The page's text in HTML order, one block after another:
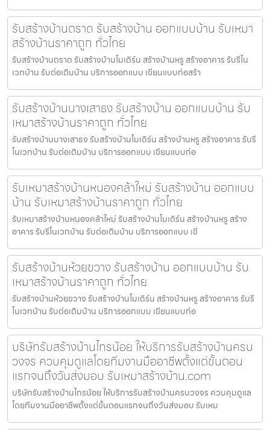
รับสร้างบ้านตราด รับสร้างบ้าน ออกแบบบ้าน รับเหมา
สร้างบ้านราคาถูก ทั่วไทย
รับสร้างบ้านตราด รับสร้างบ้านโมเดิร์น สร้างบ้านหรู สร้างอาคาร รับรีโน
เวทบ้าน รับต่อเติมบ้าน บริการออกแบบ เขียนแบบก่อสร้า
รับสร้างบ้านบางเสาธง รับสร้างบ้าน ออกแบบบ้าน รับ
เหมาสร้างบ้านราคาถูก ทั่วไทย
รับสร้างบ้านบางเสาธง รับสร้างบ้านโมเดิร์น สร้างบ้านหรู สร้างอาคาร รับรี
โนเวทบ้าน รับต่อเติมบ้าน บริการออกแบบ เขียนแบบก่อ
รับเหมาสร้างบ้านหนองคล้าใหม่ รับสร้างบ้าน ออกแบบ
บ้าน รับเหมาสร้างบ้านราคาถูก ทั่วไทย
รับเหมาสร้างบ้านหนองคล้าใหม่ รับสร้างบ้านโมเดิร์น สร้างบ้านหรู สร้าง
อาคาร รับรีโนเวทบ้าน รับต่อเติมบ้าน บริการออกแบบ เขี
รับสร้างบ้านห้วยขวาง รับสร้างบ้าน ออกแบบบ้าน รับ
เหมาสร้างบ้านราคาถูก ทั่วไทย
รับสร้างบ้านห้วยขวาง รับสร้างบ้านโมเดิร์น สร้างบ้านหรู สร้างอาคาร รับรี
โนเวทบ้าน รับต่อเติมบ้าน บริการออกแบบ เขียนแบบก่อ
บริษัทรับสร้างบ้านไทรน้อย ให้บริการรับสร้างบ้านครบ
วงจร ควบคุมดูแลโดยทีมงานมืออาชีพตั้งแต่ขั้นตอน
แรกจนถึงวันส่งมอบ รับเหมาสร้างบ้าน.com
บริษัทรับสร้างบ้านไทรน้อย ให้บริการรับสร้างบ้านครบวงจร ควบคุมดูแล
โดยทีมงานมืออาชีพตั้งแต่ขั้นตอนแรกจนถึงวันส่งมอบ รับเหม